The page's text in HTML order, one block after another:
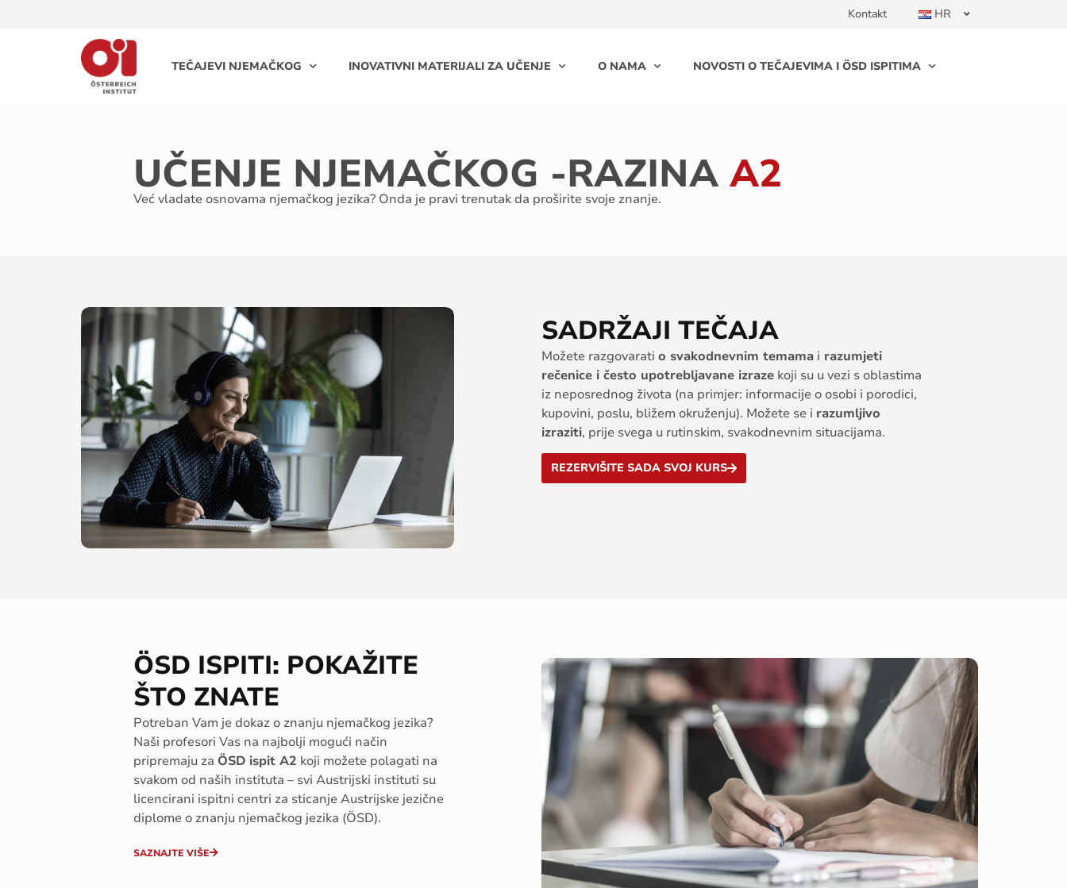
Kontakt HR
TEČAJEVI NJEMAČKOG INOVATIVNI MATERIJALI ZA UČENJE O NAMA NOVOSTI O TEČAJEVIMA I ÖSD ISPITIMA
UČENJE NJEMAČKOG -RAZINA A2
Već vladate osnovama njemačkog jezika? Onda je pravi trenutak da proširite svoje znanje.
SADRŽAJI TEČAJA
Možete razgovarati o svakodnevnim temama i razumjeti
rečenice i često upotrebljavane izraze koji su u vezi s oblastima
iz neposrednog života (na primjer: informacije o osobi i porodici,
kupovini, poslu, bližem okruženju). Možete se i razumljivo
izraziti, prije svega u rutinskim, svakodnevnim situacijama.
REZERVIŠITE SADA SVOJ KURS
ÖSD ISPITI: POKAŽITE
ŠTO ZNATE
Potreban Vam je dokaz o znanju njemačkog jezika?
Naši profesori Vas na najbolji mogući način
pripremaju za ÖSD ispit A2 koji možete polagati na
svakom od naših instituta – svi Austrijski instituti su
licencirani ispitni centri za sticanje Austrijske jezične
diplome o znanju njemačkog jezika (ÖSD).
SAZNAJTE VIŠE